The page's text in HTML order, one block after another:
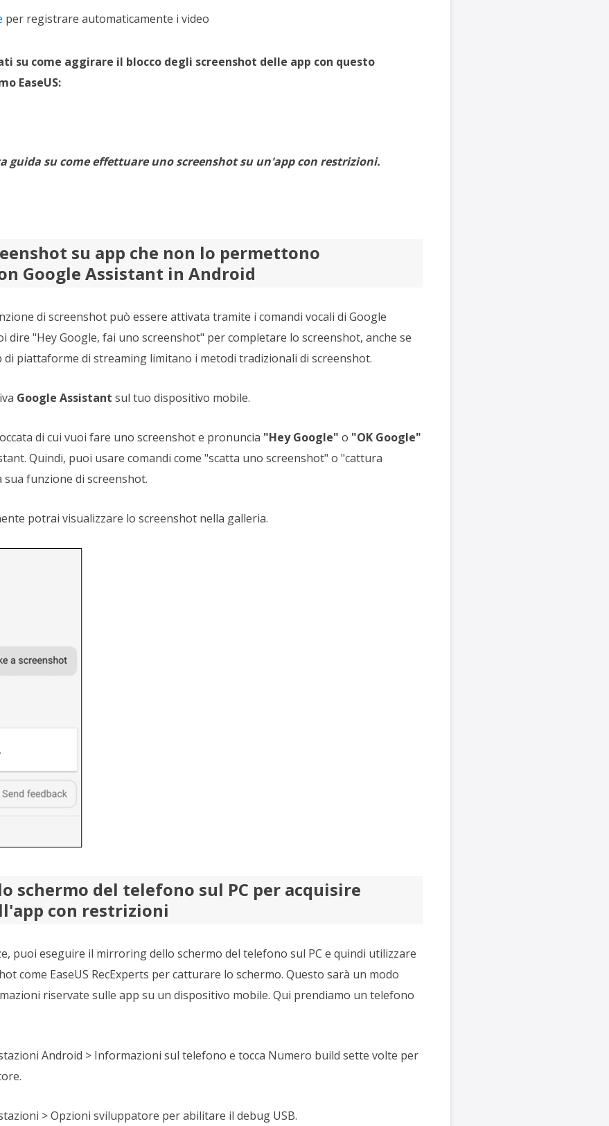
per registrare automaticamente i video
su come aggirare il blocco degli screenshot delle app con questo
EaseUS:
guida su come effettuare uno screenshot su un'app con restrizioni.
su app che non lo permettono
Google Assistant in Android
di screenshot può essere attivata tramite i comandi vocali di Google
dire "Hey Google, fai uno screenshot" per completare lo screenshot, anche se
di piattaforme di streaming limitano i metodi tradizionali di screenshot.
Google Assistant sul tuo dispositivo mobile.
di cui vuoi fare uno screenshot e pronuncia "Hey Google" o "OK Google"
Quindi, puoi usare comandi come "scatta uno screenshot" o "cattura
funzione di screenshot.
potrai visualizzare lo screenshot nella galleria.
schermo del telefono sul PC per acquisire
con restrizioni
puoi eseguire il mirroring dello schermo del telefono sul PC e quindi utilizzare
come EaseUS RecExperts per catturare lo schermo. Questo sarà un modo
riservate sulle app su un dispositivo mobile. Qui prendiamo un telefono
Android > Informazioni sul telefono e tocca Numero build sette volte per
> Opzioni sviluppatore per abilitare il debug USB.